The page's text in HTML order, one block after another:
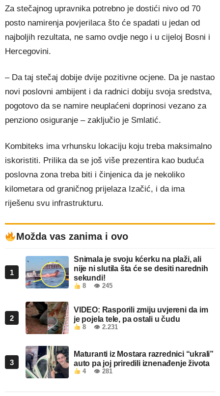
Za stečajnog upravnika potrebno je dostići nivo od 70
posto namirenja povjerilaca što će spadati u jedan od
najboljih rezultata, ne samo ovdje nego i u cijeloj Bosni i
Hercegovini.
– Da taj stečaj dobije dvije pozitivne ocjene. Da je nastao
novi poslovni ambijent i da radnici dobiju svoja sredstva,
pogotovo da se namire neuplaćeni doprinosi vezano za
penziono osiguranje – zaključio je Smlatić.
Kombiteks ima vrhunsku lokaciju koju treba maksimalno
iskoristiti. Prilika da se još više prezentira kao buduća
poslovna zona treba biti i činjenica da je nekoliko
kilometara od graničnog prijelaza Izačić, i da ima
riješenu svu infrastrukturu.
Možda vas zanima i ovo
1
Snimala je svoju kćerku na plaži, ali
nije ni slutila šta će se desiti narednih
sekundi!
8 👁 245
2
VIDEO: Rasporili zmiju uvjereni da im
je pojela tele, pa ostali u čudu
8 👁 2.231
3
Maturanti iz Mostara razrednici “ukrali”
auto pa joj priredili iznenađenje života
4 👁 281